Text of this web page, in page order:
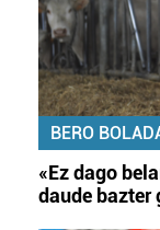
BERO
«Ez dago
daude bazter